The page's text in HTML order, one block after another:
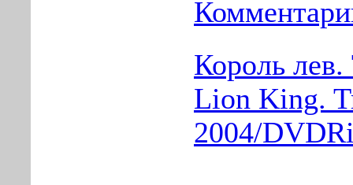
Король
Lion King.
2004/